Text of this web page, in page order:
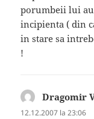
porumbeii lui
incipienta ( din
in stare sa
!
Dragomir
12.12.2007 la 23:06